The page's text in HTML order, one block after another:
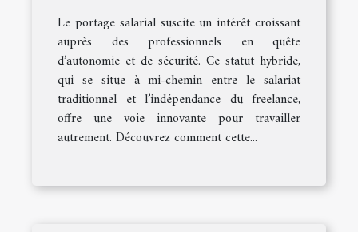
flexibilité du freelance
Le portage salarial suscite un intérêt croissant
auprès des professionnels en quête
d’autonomie et de sécurité. Ce statut hybride,
qui se situe à mi-chemin entre le salariat
traditionnel et l’indépendance du freelance,
offre une voie innovante pour travailler
autrement. Découvrez comment cette...